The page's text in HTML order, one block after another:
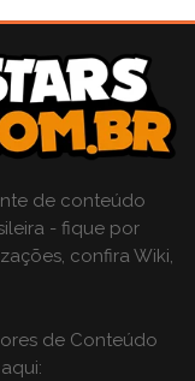
de conteúdo
- fique por
confira Wiki,
de Conteúdo